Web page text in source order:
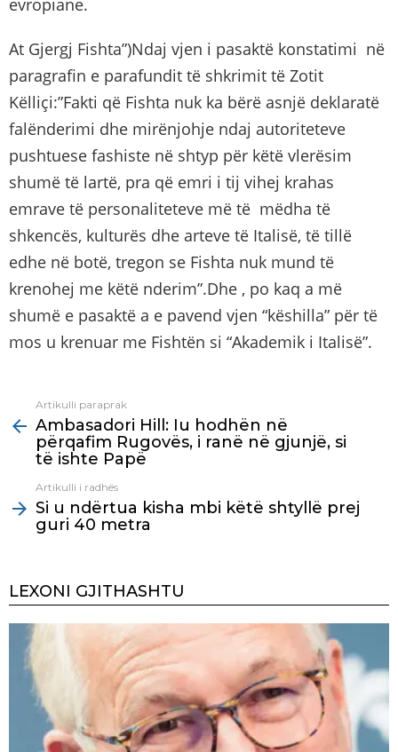
At Gjergj Fishta”)Ndaj vjen i pasaktë konstatimi në
paragrafin e parafundit të shkrimit të Zotit
Këlliçi:”Fakti që Fishta nuk ka bërë asnjë deklaratë
falënderimi dhe mirënjohje ndaj autoriteteve
pushtuese fashiste në shtyp për këtë vlerësim
shumë të lartë, pra që emri i tij vihej krahas
emrave të personaliteteve më të mëdha të
shkencës, kulturës dhe arteve të Italisë, të tillë
edhe në botë, tregon se Fishta nuk mund të
krenohej me këtë nderim”.Dhe , po kaq a më
shumë e pasaktë a e pavend vjen “këshilla” për të
mos u krenuar me Fishtën si “Akademik i Italisë”.
more
Artikulli paraprak
Ambasadori Hill: Iu hodhën në
përqafim Rugovës, i ranë në gjunjë, si
të ishte Papë
Artikulli i radhës
Si u ndërtua kisha mbi këtë shtyllë prej
guri 40 metra
LEXONI GJITHASHTU